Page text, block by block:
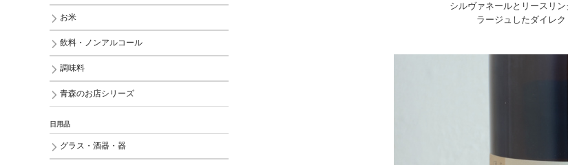
シルヴァネールとリースリ
ラージュしたダイレク
お米
飲料・ノンアルコール
調味料
青森のお店シリーズ
日用品
グラス・酒器・器